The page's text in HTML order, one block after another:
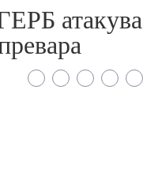
атакува